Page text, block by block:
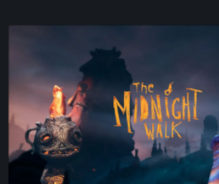
la
recensione:
una
malinconica